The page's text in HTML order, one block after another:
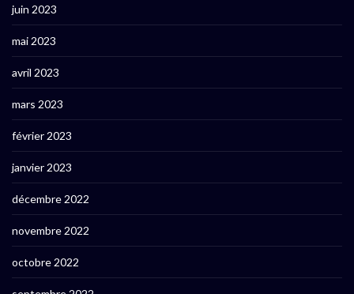
juin 2023
mai 2023
avril 2023
mars 2023
février 2023
janvier 2023
décembre 2022
novembre 2022
octobre 2022